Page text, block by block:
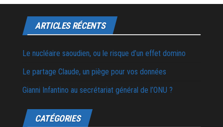
ARTICLES RÉCENTS
Le nucléaire saoudien, ou le risque d’un effet domino
Le partage Claude, un piège pour vos données
Gianni Infantino au secrétariat général de l’ONU ?
CATÉGORIES